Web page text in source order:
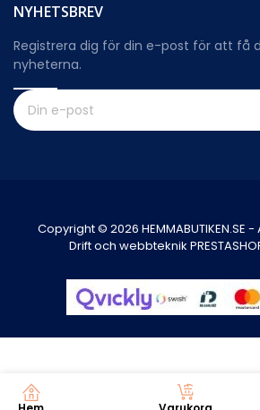
NYHETSBREV
Registrera dig för din e-post för att få
nyheterna.
Copyright © 2026 HEMMABUTIKEN.SE
Drift och webbteknik